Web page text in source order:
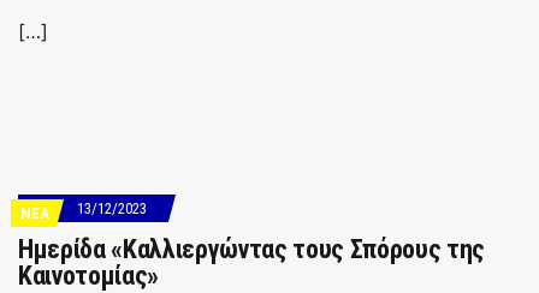
[…]
ΝΕΑ 13/12/2023
Ημερίδα «Καλλιεργώντας τους Σπόρους της
Καινοτομίας»